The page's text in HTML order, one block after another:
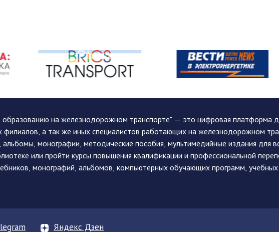
на железнодорожном транспорте" — это цифровая платформа
филиалов, а так же иных специалистов работающих на железнодорожном
монографии, методические пособия, мультимедийные издания для
или пройти курсы повышения квалификации и профессиональной
монографий, альбомов, компьютерных обучающих программ,
Яндекс Дзен